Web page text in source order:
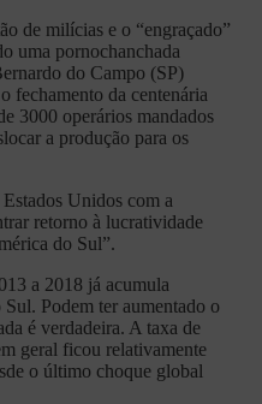
de milícias e o “engraçado”
uma pornochanchada
do Campo (SP)
fechamento da centenária
3000 operários mandados
a produção para os
Unidos com a
retorno à lucratividade
do Sul”.
a 2018 já acumula
Podem ter aumentado o
é verdadeira. A taxa de
geral ficou relativamente
o último choque global